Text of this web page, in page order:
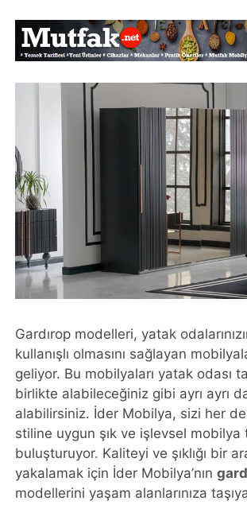
Gardırop modelleri, yatak
kullanışlı olmasını sağlayan
geliyor. Bu mobilyaları yatak odası
birlikte alabileceğiniz gibi ayrı ayrı
alabilirsiniz. İder Mobilya, sizi her
stiline uygun şık ve işlevsel mobilya
buluşturuyor. Kaliteyi ve şıklığı bir
yakalamak için İder Mobilya’nın
modellerini yaşam alanlarınıza